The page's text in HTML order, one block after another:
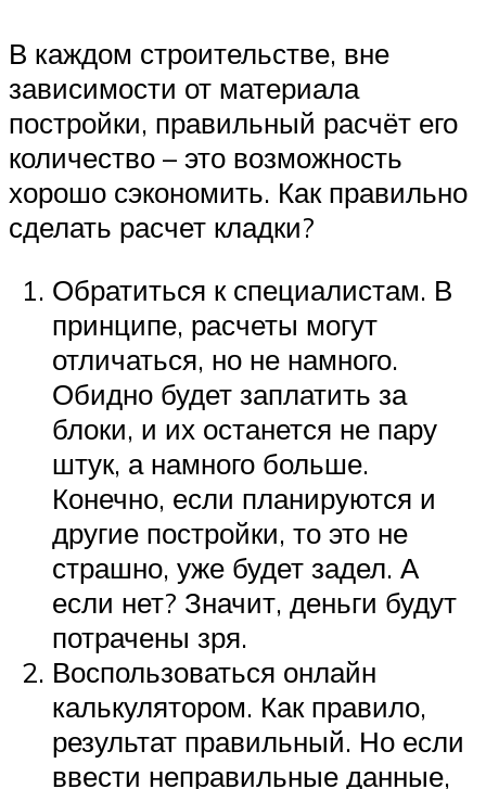
В каждом строительстве, вне
зависимости от материала
постройки, правильный расчёт его
количество – это возможность
хорошо сэкономить. Как правильно
сделать расчет кладки?
Обратиться к специалистам. В
принципе, расчеты могут
отличаться, но не намного.
Обидно будет заплатить за
блоки, и их останется не пару
штук, а намного больше.
Конечно, если планируются и
другие постройки, то это не
страшно, уже будет задел. А
если нет? Значит, деньги будут
потрачены зря.
Воспользоваться онлайн
калькулятором. Как правило,
результат правильный. Но если
ввести неправильные данные,